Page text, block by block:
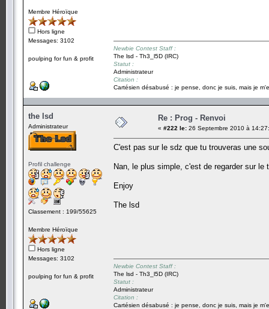
Membre Héroïque
Hors ligne
Messages: 3102
poulping for fun & profit
Newbie Contest Staff :
The lsd - Th3_l5D (IRC)
Statut :
Administrateur
Citation :
Cartésien désabusé : je pense, donc je suis, mais je
the lsd
Administrateur
Profil challenge
Classement : 199/55625
Membre Héroïque
Hors ligne
Messages: 3102
poulping for fun & profit
Re : Prog - Renvoi
« #222 le: 26 Septembre 2010 à
C'est pas sur le sdz que tu trouveras une
Nan, le plus simple, c'est de regarder sur
Enjoy
The lsd
Newbie Contest Staff :
The lsd - Th3_l5D (IRC)
Statut :
Administrateur
Citation :
Cartésien désabusé : je pense, donc je suis, mais je